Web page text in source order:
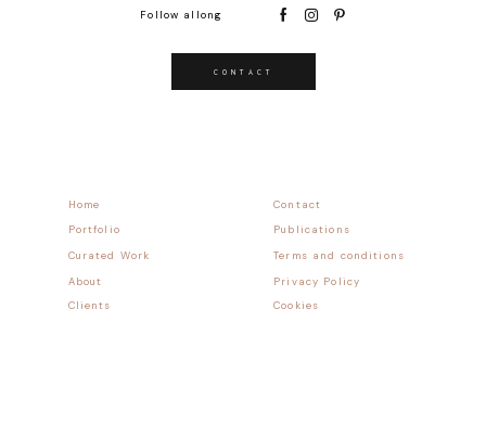
Contact
Home
Follow allong
Publications
Portfolio
Terms and conditions
Curated Work
CONTACT
Privacy Policy
About
Cookies
Clients